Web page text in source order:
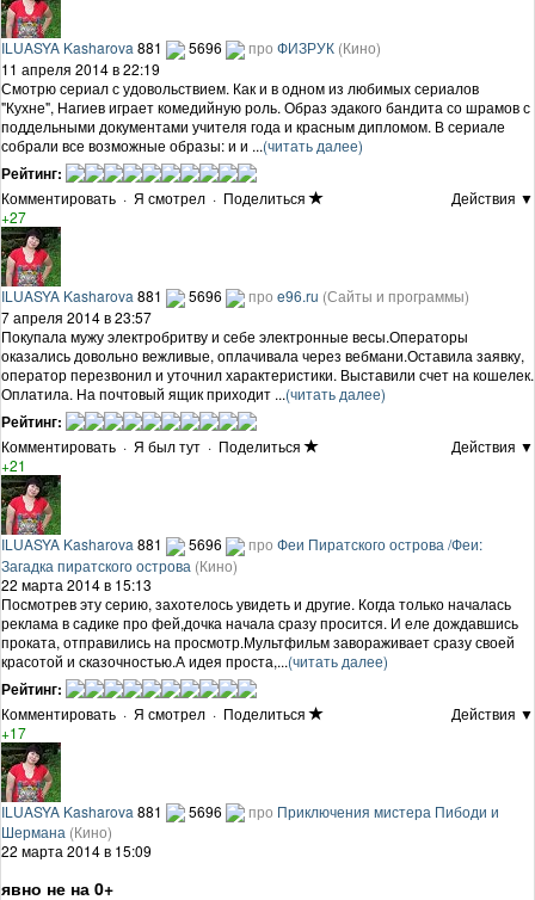
ILUASYA Kasharova 881 5696 про ФИЗРУК (Кино)
11 апреля 2014 в 22:19
Смотрю сериал с удовольствием. Как и в одном из любимых сериалов
"Кухне", Нагиев играет комедийную роль. Образ эдакого бандита со шрамов с
поддельными документами учителя года и красным дипломом. В сериале
собрали все возможные образы: и и ...(читать далее)
Рейтинг:
Комментировать · Я смотрел · Поделиться
Действия ▼
+27
ILUASYA Kasharova 881 5696 про e96.ru (Сайты и программы)
7 апреля 2014 в 23:57
Покупала мужу электробритву и себе электронные весы.Операторы
оказались довольно вежливые, оплачивала через вебмани.Оставила заявку,
оператор перезвонил и уточнил характеристики. Выставили счет на кошелек.
Оплатила. На почтовый ящик приходит ...(читать далее)
Рейтинг:
Комментировать · Я был тут · Поделиться
Действия ▼
+21
ILUASYA Kasharova 881 5696 про Феи Пиратского острова /Феи:
Загадка пиратского острова (Кино)
22 марта 2014 в 15:13
Посмотрев эту серию, захотелось увидеть и другие. Когда только началась
реклама в садике про фей,дочка начала сразу просится. И еле дождавшись
проката, отправились на просмотр.Мультфильм завораживает сразу своей
красотой и сказочностью.А идея проста,...(читать далее)
Рейтинг:
Комментировать · Я смотрел · Поделиться
Действия ▼
+17
ILUASYA Kasharova 881 5696 про Приключения мистера Пибоди и
Шермана (Кино)
22 марта 2014 в 15:09
явно не на 0+